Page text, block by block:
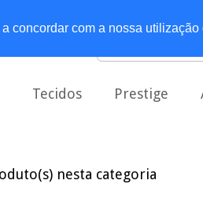
concordar com a nossa utilização
Tecidos Prestige
nesta categoria